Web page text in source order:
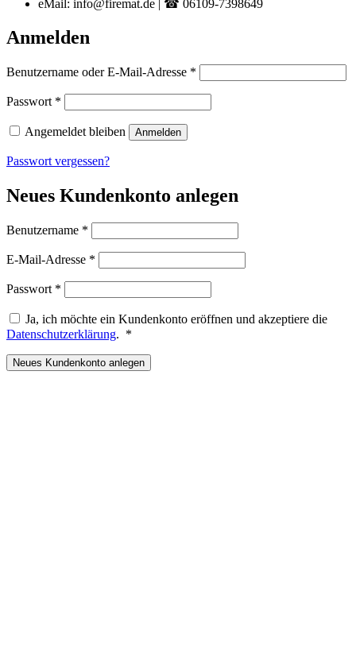
eMail: info@firemat.de | ☎ 06109-7398649
Anmelden
Benutzername oder E-Mail-Adresse *
Passwort *
Angemeldet bleiben Anmelden
Passwort vergessen?
Neues Kundenkonto anlegen
Benutzername *
E-Mail-Adresse *
Passwort *
Ja, ich möchte ein Kundenkonto eröffnen und akzeptiere die
Datenschutzerklärung. *
Neues Kundenkonto anlegen